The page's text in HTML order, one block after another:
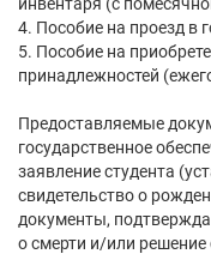
инвентаря (с
4. Пособие на проезд в
5. Пособие на
принадлежностей
Предоставляемые
государственное
заявление студента
свидетельство о
документы,
о смерти и/или решение